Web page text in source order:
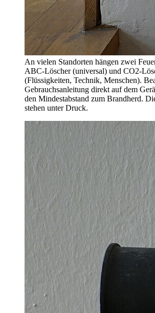
An vielen Standorten hängen zwei
ABC-Löscher (universal) und CO2-
(Flüssigkeiten, Technik, Menschen).
Gebrauchsanleitung direkt auf dem
den Mindestabstand zum Brandherd.
stehen unter Druck.